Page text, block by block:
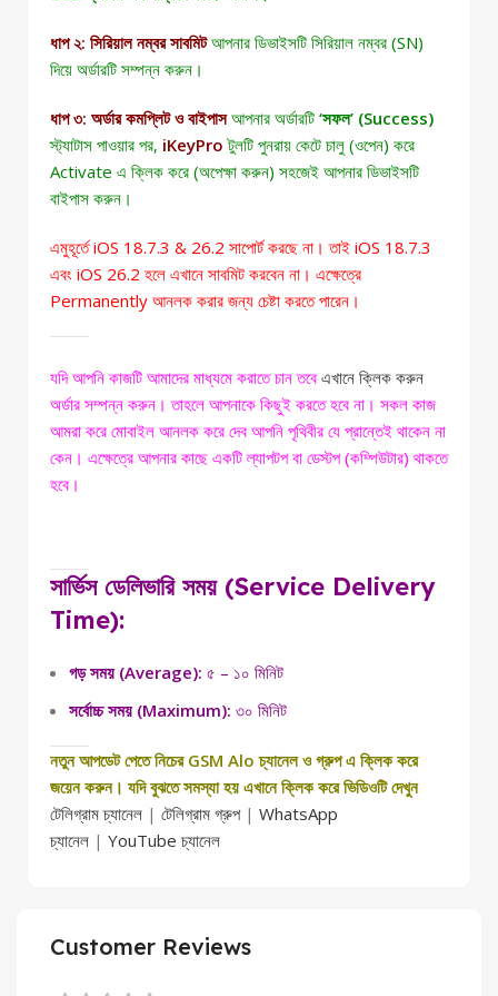
ধাপ ২: সিরিয়াল নম্বর সাবমিটআপনার ডিভাইসটি সিরিয়াল নম্বর (SN)
দিয়ে অর্ডারটি সম্পন্ন করুন।
ধাপ ৩: অর্ডার কমপ্লিট ও বাইপাসআপনার অর্ডারটি ‘সফল’ (Success)
স্ট্যাটাস পাওয়ার পর, iKeyPro টুলটি পুনরায় কেটে চালু (ওপেন) করে
Activate এ ক্লিক করে (অপেক্ষা করুন) সহজেই আপনার ডিভাইসটি
বাইপাস করুন।
এমুহূর্তে iOS 18.7.3 & 26.2 সাপোর্ট করছে না। তাই iOS 18.7.3
এবং iOS 26.2 হলে এখানে সাবমিট করবেন না। এক্ষেত্রে
Permanently আনলক করার জন্য চেষ্টা করতে পারেন।
যদি আপনি কাজটি আমাদের মাধ্যমে করাতে চান তবে এখানে ক্লিক করুন
অর্ডার সম্পন্ন করুন। তাহলে আপনাকে কিছুই করতে হবে না। সকল কাজ
আমরা করে মোবাইল আনলক করে দেব আপনি পৃথিবীর যে প্রান্তেই থাকেন না
কেন। এক্ষেত্রে আপনার কাছে একটি ল্যাপটপ বা ডেস্টপ (কম্পিউটার) থাকতে
হবে।
সার্ভিস ডেলিভারি সময় (Service Delivery
Time):
গড় সময় (Average): ৫ – ১০ মিনিট
সর্বোচ্চ সময় (Maximum): ৩০ মিনিট
নতুন আপডেট পেতে নিচের GSM Alo চ্যানেল ও গ্রুপ এ ক্লিক করে
জয়েন করুন। যদি বুঝতে সমস্যা হয় এখানে ক্লিক করে ভিডিওটি দেখুন
টেলিগ্রাম চ্যানেল | টেলিগ্রাম গ্রুপ| WhatsApp
চ্যানেল | YouTube চ্যানেল
Customer Reviews